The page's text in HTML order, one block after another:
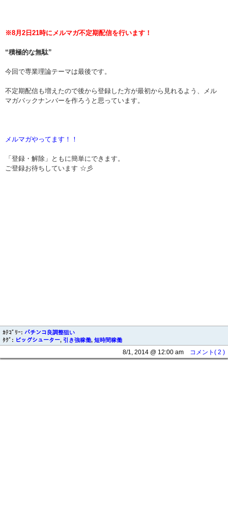
※8月2日21時にメルマガ不定期配信を行います！
“積極的な無駄”
今回で専業理論テーマは最後です。
不定期配信も増えたので後から登録した方が最初から見れるよう、メル
マガバックナンバーを作ろうと思っています。
メルマガやってます！！
「登録・解除」ともに簡単にできます。
ご登録お待ちしています ☆彡
ｶﾃｺﾞﾘｰ: パチンコ良調整狙い
ﾀｸﾞ: ビッグシューター, 引き強稼働, 短時間稼働
8/1, 2014 @ 12:00 am コメント( 2 )